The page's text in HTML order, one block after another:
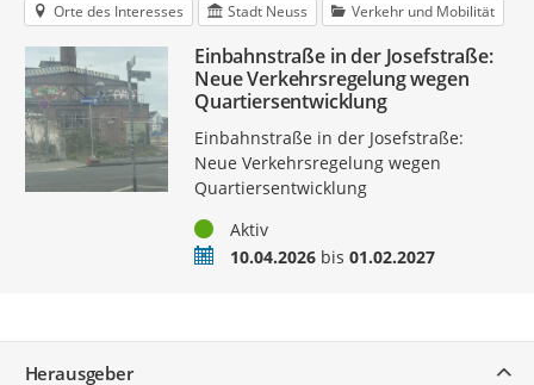
Orte des Interesses Stadt Neuss Verkehr und Mobilität
Einbahnstraße in der Josefstraße:
Neue Verkehrsregelung wegen
Quartiersentwicklung
Einbahnstraße in der Josefstraße:
Neue Verkehrsregelung wegen
Quartiersentwicklung
StatusAktiv
Zeitraum10.04.2026bis 01.02.2027
Herausgeber